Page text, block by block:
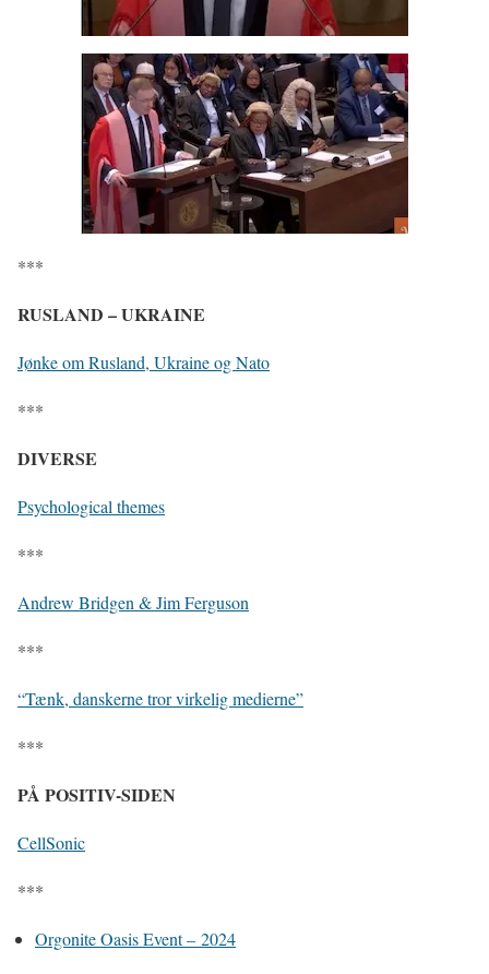
***
RUSLAND – UKRAINE
Jønke om Rusland, Ukraine og Nato
***
DIVERSE
Psychological themes
***
Andrew Bridgen & Jim Ferguson
***
“Tænk, danskerne tror virkelig medierne”
***
PÅ POSITIV-SIDEN
CellSonic
***
Orgonite Oasis Event – 2024